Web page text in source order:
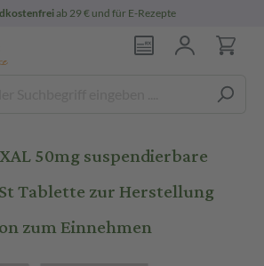
ab 29 € und für E-Rezepte
50mg suspendierbare
Tablette zur Herstellung
zum Einnehmen